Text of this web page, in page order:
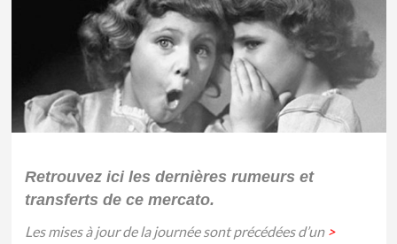
Retrouvez ici les dernières rumeurs et
transferts de ce mercato.
Les mises à jour de la journée sont précédées d’un >